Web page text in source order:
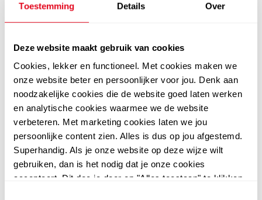
Toestemming Details Over
Deze website maakt gebruik van cookies
Cookies, lekker en functioneel. Met cookies maken we
onze website beter en persoonlijker voor jou. Denk aan
noodzakelijke cookies die de website goed laten werken
en analytische cookies waarmee we de website
verbeteren. Met marketing cookies laten we jou
persoonlijke content zien. Alles is dus op jou afgestemd.
Superhandig. Als je onze website op deze wijze wilt
gebruiken, dan is het nodig dat je onze cookies
accepteert. Dit doe je door op "Alles toestaan" te klikken.